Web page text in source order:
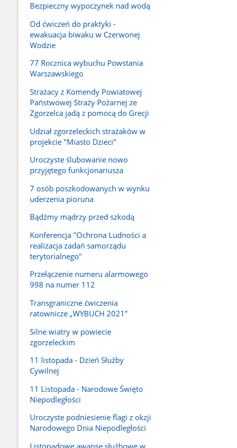
Bezpieczny wypoczynek nad wodą
Od ćwiczeń do praktyki -
ewakuacja biwaku w Czerwonej
Wodzie
77 Rocznica wybuchu Powstania
Warszawskiego
Strażacy z Komendy Powiatowej
Państwowej Straży Pożarnej ze
Zgorzelca jadą z pomocą do Grecji
Udział zgorzeleckich strażaków w
projekcie "Miasto Dzieci"
Uroczyste ślubowanie nowo
przyjętego funkcjonariusza
7 osób poszkodowanych w wynku
uderzenia pioruna
Bądźmy mądrzy przed szkodą
Konferencja "Ochrona Ludności a
realizacja zadań samorządu
terytorialnego"
Przełączenie numeru alarmowego
998 na numer 112
Transgraniczne ćwiczenia
ratownicze „WYBUCH 2021”
Silne wiatry w powiecie
zgorzeleckim
11 listopada - Dzień Służby
Cywilnej
11 Listopada - Narodowe Święto
Niepodległości
Uroczyste podniesienie flagi z okzji
Narodowego Dnia Niepodległości
Listopadowe awanse służbowe w